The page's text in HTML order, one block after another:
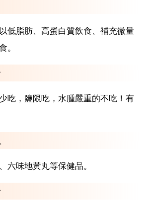
低脂肪、高蛋白質飲食、補充微量
。
吃，鹽限吃，水腫嚴重的不吃！有
六味地黃丸等保健品。